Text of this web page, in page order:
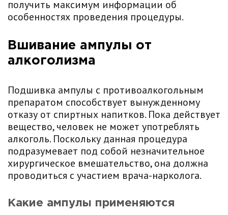
получить максимум информации об
особенностях проведения процедуры.
Вшивание ампулы от
алкоголизма
Подшивка ампулы с противоалкогольным
препаратом способствует вынужденному
отказу от спиртных напитков. Пока действует
вещество, человек не может употреблять
алкоголь. Поскольку данная процедура
подразумевает под собой незначительное
хирургическое вмешательство, она должна
проводиться с участием врача-нарколога.
Какие ампулы применяются